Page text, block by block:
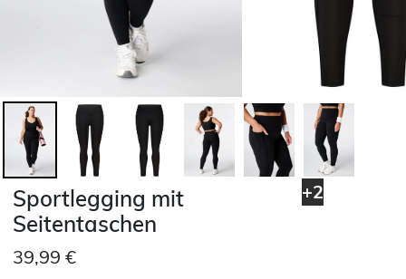
+2
Sportlegging mit
Seitentaschen
39,99 €